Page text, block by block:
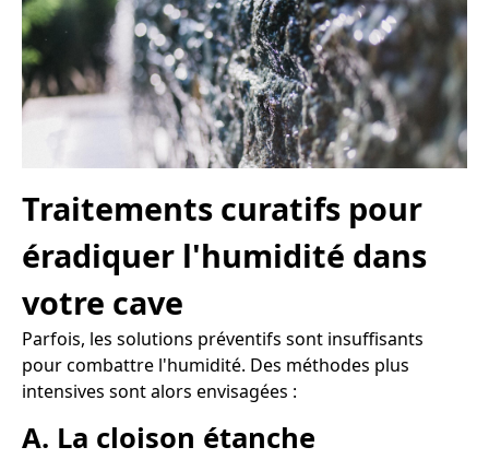
Traitements curatifs pour
éradiquer l'humidité dans
votre cave
Parfois, les solutions préventifs sont insuffisants
pour combattre l'humidité. Des méthodes plus
intensives sont alors envisagées :
A. La cloison étanche